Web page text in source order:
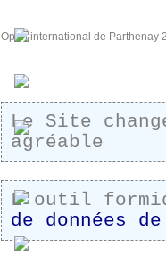
Open international de Parthenay
Le Site
agréable
L'outil
de données